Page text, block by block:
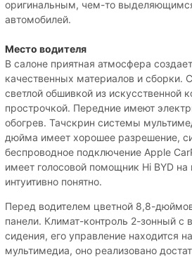
оригинальным, чем-то
автомобилей.
Место водителя
В салоне приятная атмосфера
качественных материалов и сборки.
светлой обшивкой из искусственной
прострочкой. Передние имеют
обогрев. Тачскрин системы
дюйма имеет хорошее разрешение,
беспроводное подключение Apple
имеет голосовой помощник Hi BYD
интуитивно понятно.
Перед водителем цветной 8,8-
панели. Климат-контроль 2-зонный с
сидения, его управление находится
мультимедиа, оно реализовано